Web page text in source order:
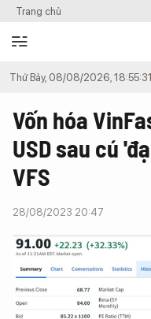
Trang chủ
Thứ Bảy, 08/08/2026, 18:55:31
Vốn hóa
USD sau cú
VFS
28/08/2023 20:47